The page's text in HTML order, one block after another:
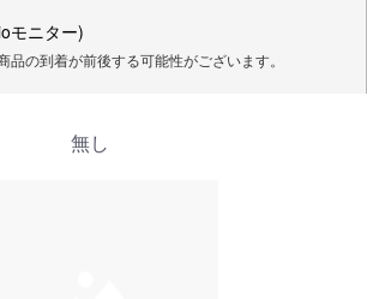
モニター)
の到着が前後する可能性がございます。
無し